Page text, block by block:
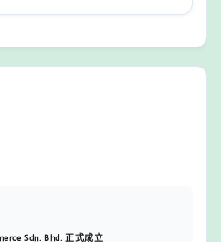
Sdn. Bhd. 正式成立